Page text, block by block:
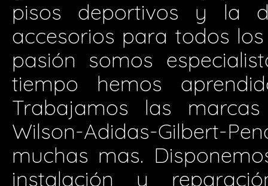
pisos deportivos y la
accesorios para todos
pasión somos
tiempo hemos
Trabajamos las
Wilson-Adidas-
muchas mas.
instalación y